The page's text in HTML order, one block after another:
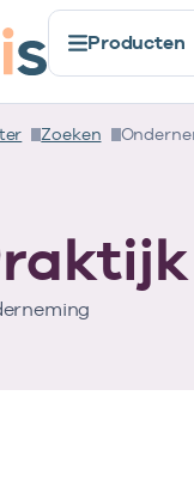
Producten
Zoeken